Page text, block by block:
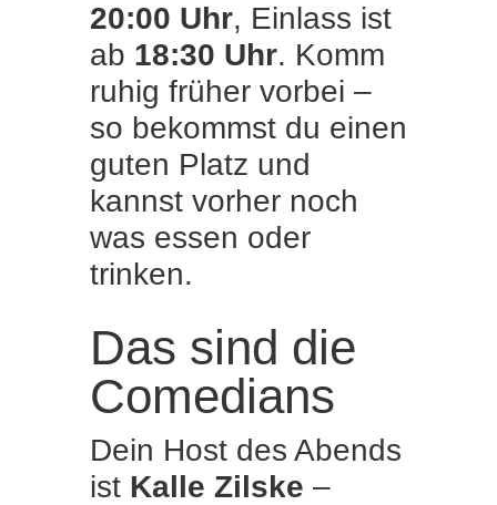
20:00 Uhr, Einlass ist
ab 18:30 Uhr. Komm
ruhig früher vorbei –
so bekommst du einen
guten Platz und
kannst vorher noch
was essen oder
trinken.
Das sind die
Comedians
Dein Host des Abends
ist Kalle Zilske –